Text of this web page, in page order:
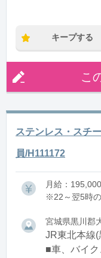
キープする
こ
ステンレス・スチ
員/H111172
月給：
※22～翌5時
宮城県黒川郡
JR東北本線(
■車、バイ